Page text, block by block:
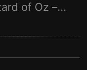
Videorelease: Wizard of Oz – feat. Rhani Krija, Michalina Malisz & Ross Ainslie